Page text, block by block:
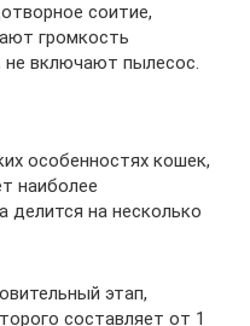
соитие,
громкость
не включают пылесос.
особенностях кошек,
наиболее
делится на несколько
этап,
составляет от 1